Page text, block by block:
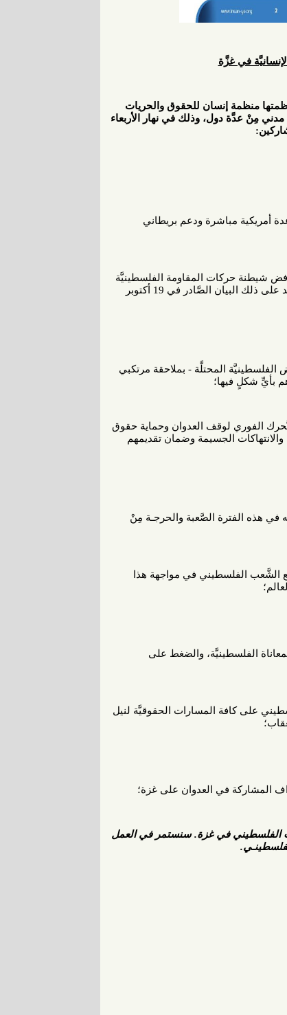
في غزَّة
منظمة إنسان للحقوق والحريات
مِنْ عدَّة دول، وذلك في نهار الأربعاء
أمريكية مباشرة ودعم بريطاني
شيطنة حركات المقاومة الفلسطينيَّة
كما أكَّد على ذلك البيان الصَّادر في 19 أكتوبر
الفلسطينيَّة المحتلَّة - بملاحقة مرتكبي
بأيِّ شكلٍ فيها؛
الفوري لوقف العدوان وحماية حقوق
الجسيمة وضمان تقديمهم
هذه الفترة الصَّعبة والحرجـة مِنْ
الشَّعب الفلسطيني في مواجهة هذا
الفلسطينيَّة، والضغط على
على كافة المسارات الحقوقيَّة لنيل
المشاركة في العدوان على غزة؛
الفلسطيني في غزة. سنستمر في العمل